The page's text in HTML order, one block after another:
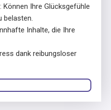
Können Ihre Glücksgefühle
belasten.
Inhalte, die Ihre
dank reibungsloser